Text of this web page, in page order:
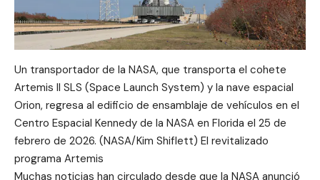
Un transportador de la NASA, que transporta el cohete
Artemis II SLS (Space Launch System) y la nave espacial
Orion, regresa al edificio de ensamblaje de vehículos en el
Centro Espacial Kennedy de la NASA en Florida el 25 de
febrero de 2026. (NASA/Kim Shiflett) El revitalizado
programa Artemis
Muchas noticias han circulado desde que la NASA anunció